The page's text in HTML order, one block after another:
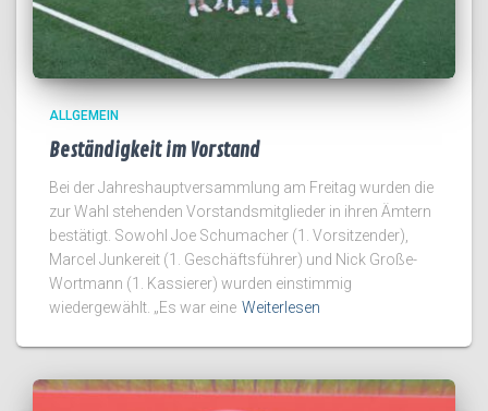
ALLGEMEIN
Beständigkeit im Vorstand
Bei der Jahreshauptversammlung am Freitag wurden die
zur Wahl stehenden Vorstandsmitglieder in ihren Ämtern
bestätigt. Sowohl Joe Schumacher (1. Vorsitzender),
Marcel Junkereit (1. Geschäftsführer) und Nick Große-
Wortmann (1. Kassierer) wurden einstimmig
wiedergewählt. „Es war eine Weiterlesen